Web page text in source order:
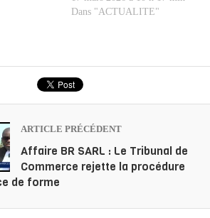
Dans "ACTUALITE"
ARTICLE PRÉCÉDENT
Affaire BR SARL : Le Tribunal de
Commerce rejette la procédure
de forme